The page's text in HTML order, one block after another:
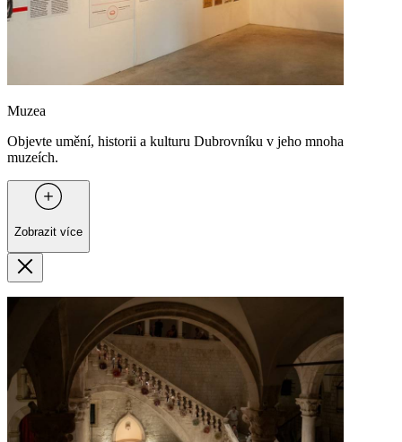
Muzea
Objevte umění, historii a kulturu Dubrovníku v jeho mnoha
muzeích.
Zobrazit více